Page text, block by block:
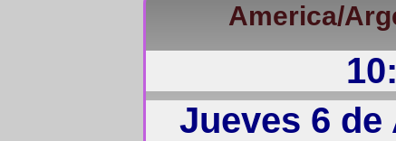
America/
Jueves 6 de